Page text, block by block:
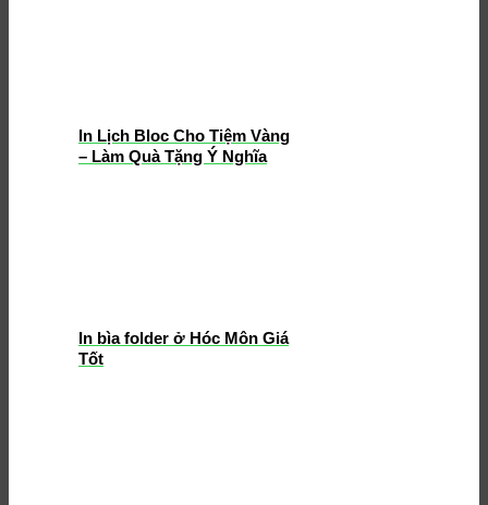
In Lịch Bloc Cho Tiệm Vàng
– Làm Quà Tặng Ý Nghĩa
In bìa folder ở Hóc Môn Giá
Tốt